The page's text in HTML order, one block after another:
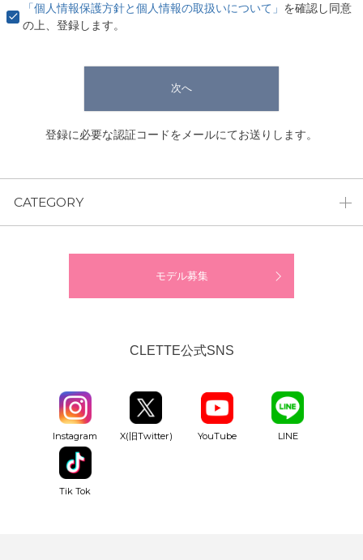
)
「個人情報保護方針と個人情報の取扱いについて」 を確認し同意
の上、登録します。
次へ
登録に必要な認証コードをメールにてお送りします。
CATEGORY
モデル募集
CLETTE公式SNS
Instagram X(旧Twitter) YouTube LINE
Tik Tok